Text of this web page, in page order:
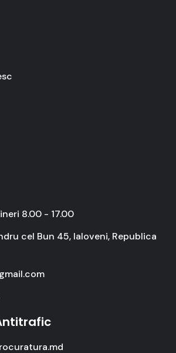
8.00 - 17.00
cel Bun 45, Ialoveni, Republica